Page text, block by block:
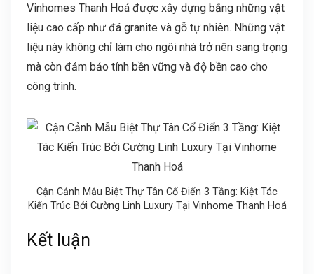
Vinhomes Thanh Hoá được xây dựng bằng những vật
liệu cao cấp như đá granite và gỗ tự nhiên. Những vật
liệu này không chỉ làm cho ngôi nhà trở nên sang trọng
mà còn đảm bảo tính bền vững và độ bền cao cho
công trình.
Cận Cảnh Mẫu Biệt Thự Tân Cổ Điển 3 Tầng: Kiệt Tác
Kiến Trúc Bởi Cường Linh Luxury Tại Vinhome Thanh Hoá
Kết luận